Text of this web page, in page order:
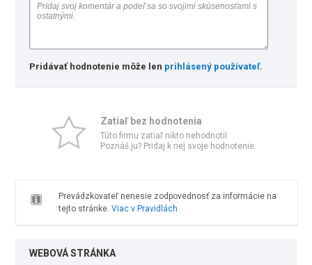
Pridávať hodnotenie môže len prihlásený používateľ.
Zatiaľ bez hodnotenia
Túto firmu zatiaľ nikto nehodnotil.
Poznáš ju? Pridaj k nej svoje hodnotenie.
Prevádzkovateľ nenesie zodpovednosť za informácie na
tejto stránke. Viac v Pravidlách
WEBOVÁ STRÁNKA